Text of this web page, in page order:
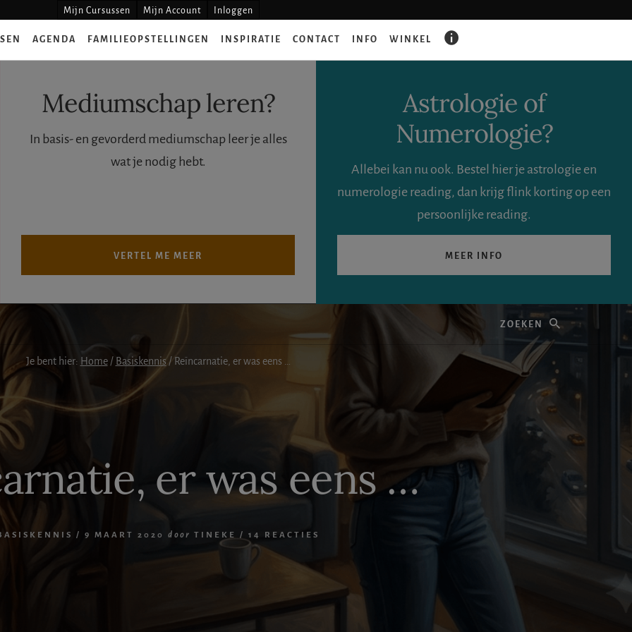
Mijn Cursussen Mijn Account Inloggen
Mediumschap leren?
In basis- en gevorderd mediumschap leer je alles
wat je nodig hebt.
VERTEL ME MEER
Astrologie of
Numerologie?
Allebei kan nu ook. Bestel hier je astrologie en
numerologie reading, dan krijg flink korting op een
persoonlijke reading.
MEER INFO
AGENDA FAMILIEOPSTELLINGEN INSPIRATIE CONTACT INFO WINKEL
IETS
Je bent hier: Home / Basiskennis /Reïncarnatie, er was eens …
er was eens …
/ 9 MAART 2020 door TINEKE / 14 REACTIES